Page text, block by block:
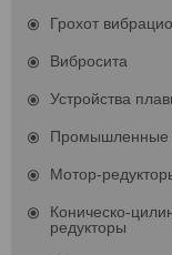
Грохот
Вибросита
Устройства
Промышленные
Мотор-
Коническо-
редукторы